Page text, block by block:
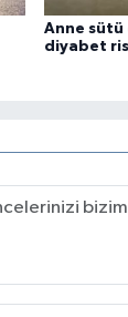
Anne
diyabet